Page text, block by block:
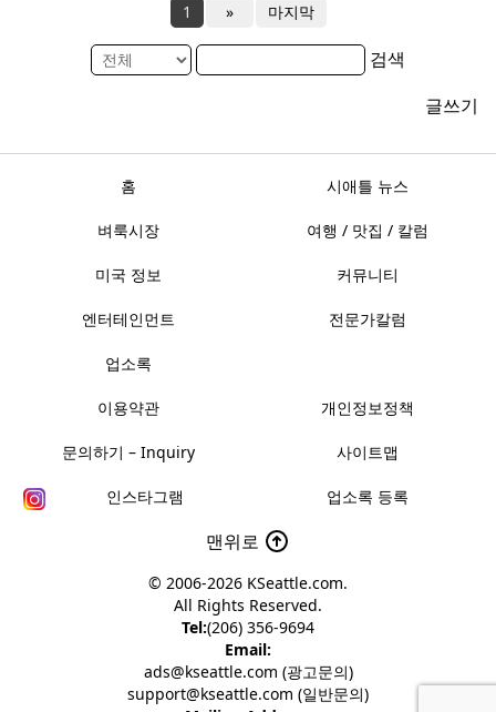
1 » 마지막
검색
글쓰기
홈 시애틀 뉴스
벼룩시장 여행 / 맛집 / 칼럼
미국 정보 커뮤니티
엔터테인먼트 전문가칼럼
업소록
이용약관 개인정보정책
문의하기 – Inquiry 사이트맵
인스타그램 업소록 등록
맨위로
© 2006-2026 KSeattle.com.
All Rights Reserved.
Tel:(206) 356-9694
Email:
ads@kseattle.com (광고문의)
support@kseattle.com (일반문의)